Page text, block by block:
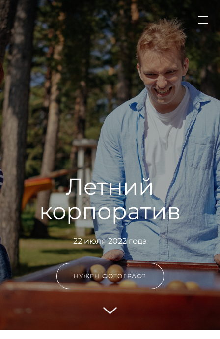
Летний
корпоратив
22 июля 2022 года
НУЖЕН ФОТОГРАФ?